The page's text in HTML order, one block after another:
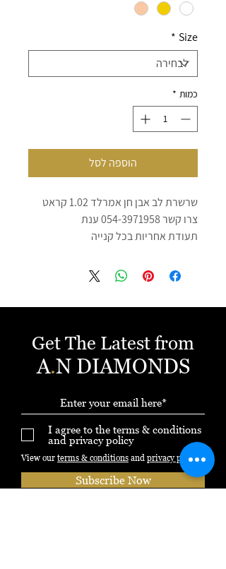
Size
*
כמות *
הוספה לסל
שרשרת לב אבן חן אמרלד 1.02 קראט
צרו קשר 054-3971958 ענת
תעודת אחריות בכל קנייה
ריבית
Get The Latest from
A.N DIAMONDS
I agree to the terms & conditions
and privacy policy
View our terms & conditions and privacy policy
Subscribe Now